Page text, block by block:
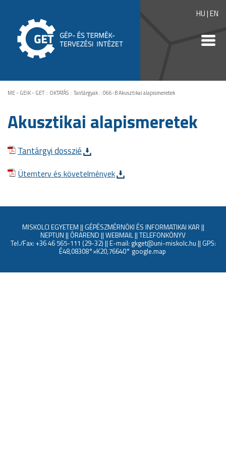
HU|EN
ME - GEIK - GET:: OKTATÁS::Tantárgyak::066-B Akusztikai alapismeretek
Akusztikai alapismeretek
Tantárgyi dosszié
Ütemterv és követelmények
MISKOLCI EGYETEM || GÉPÉSZMÉRNÖKI ÉS INFORMATIKAI KAR ||
NEPTUN || ÓRAREND || WEBMAIL|| TELEFONKÖNYV
Tel./Fax: +36 46 565-111 (29-32) || E-mail: gkget@uni-miskolc.hu || GPS:
É48,08308°×K20,76640° google.map